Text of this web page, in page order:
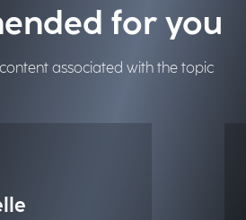
for you
associated with the topic